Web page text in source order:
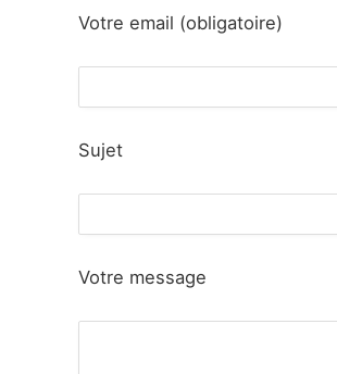
Votre email (obligatoire)
Sujet
Votre message